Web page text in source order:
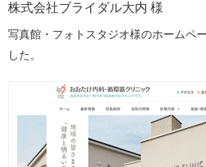
株式会社ブライダル大内 様
写真館・フォトスタジオ様のホームペ
した。